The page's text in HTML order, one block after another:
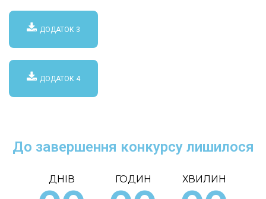
ДОДАТОК 3
ДОДАТОК 4
До завершення конкурсу лишилося
ДНІВ ГОДИН ХВИЛИН